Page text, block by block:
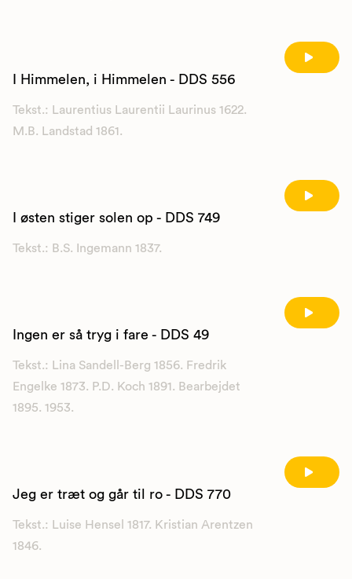
I Himmelen, i Himmelen - DDS 556
Tekst.: Laurentius Laurentii Laurinus 1622.
M.B. Landstad 1861.
I østen stiger solen op - DDS 749
Tekst.: B.S. Ingemann 1837.
Ingen er så tryg i fare - DDS 49
Tekst.: Lina Sandell-Berg 1856. Fredrik
Engelke 1873. P.D. Koch 1891. Bearbejdet
1895. 1953.
Jeg er træt og går til ro - DDS 770
Tekst.: Luise Hensel 1817. Kristian Arentzen
1846.